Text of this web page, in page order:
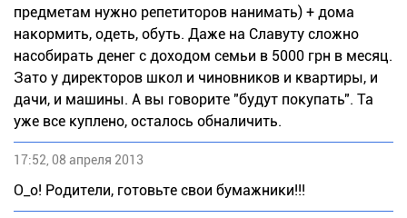
предметам нужно репетиторов нанимать) + дома
накормить, одеть, обуть. Даже на Славуту сложно
насобирать денег с доходом семьи в 5000 грн в месяц.
Зато у директоров школ и чиновников и квартиры, и
дачи, и машины. А вы говорите "будут покупать". Та
уже все куплено, осталось обналичить.
17:52, 08 апреля 2013
О_о! Родители, готовьте свои бумажники!!!